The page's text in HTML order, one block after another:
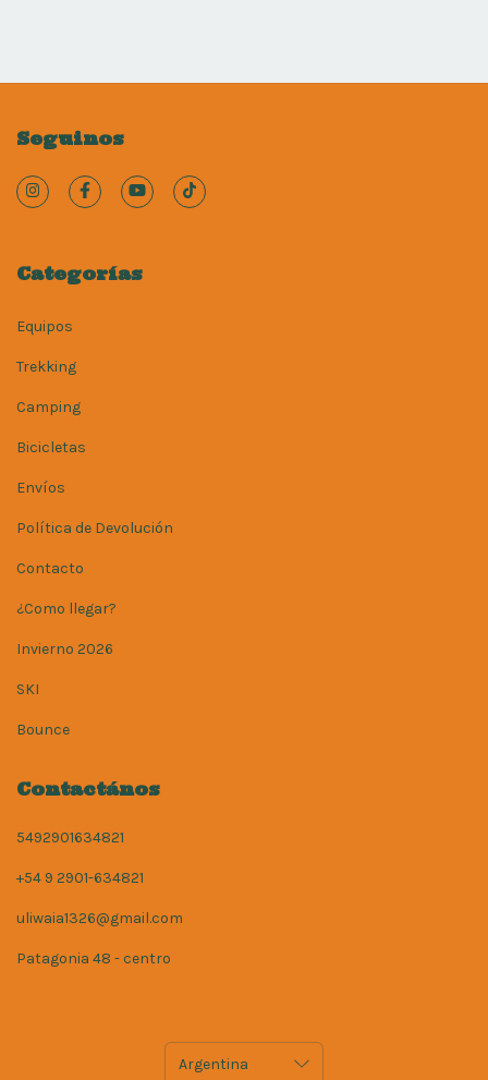
Seguinos
Categorías
Equipos
Trekking
Camping
Bicicletas
Envíos
Política de Devolución
Contacto
¿Como llegar?
Invierno 2026
SKI
Bounce
Contactános
5492901634821
+54 9 2901-634821
uliwaia1326@gmail.com
Patagonia 48 - centro